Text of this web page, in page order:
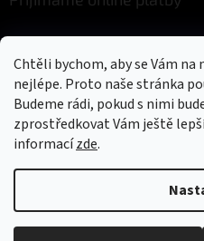
Chtěli bychom, aby se Vám
nejlépe. Proto naše stránka
Budeme rádi, pokud s nimi
zprostředkovat Vám ještě
informacízde.
. Všechna